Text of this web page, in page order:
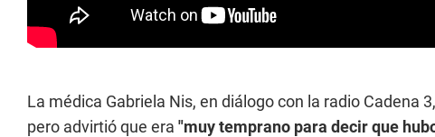
La médica Gabriela Nis, en diálogo con la radio Cadena
pero advirtió que era "muy temprano para decir que